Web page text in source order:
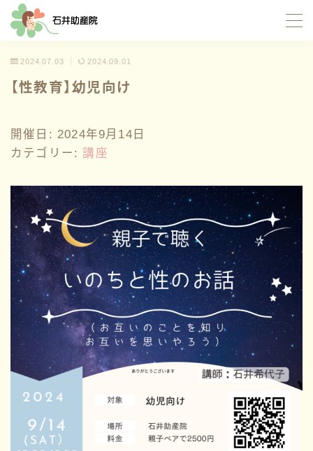
当院について
お産サポート
母乳サポート
イトオテルミー療法
産褥入院サポート
お母さんたちの応援団
性教育
講座情報
サークル
2024.07.03 2024.09.01
【性教育】幼児向け
開催日: 2024年9月14日
カテゴリー:講座